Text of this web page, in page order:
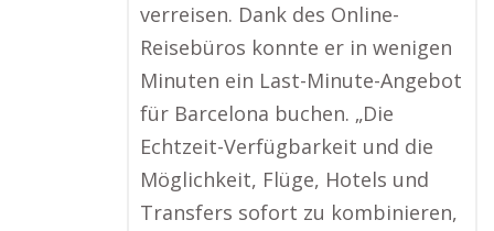
verreisen. Dank des Online-
Reisebüros konnte er in wenigen
Minuten ein Last-Minute-Angebot
für Barcelona buchen. „Die
Echtzeit-Verfügbarkeit und die
Möglichkeit, Flüge, Hotels und
Transfers sofort zu kombinieren,